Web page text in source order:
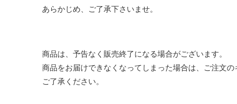
あらかじめ、ご了承下さいませ。
商品は、予告なく販売終了になる場合がございます。
商品をお届けできなくなってしまった場合は、ご注文
ご了承ください。